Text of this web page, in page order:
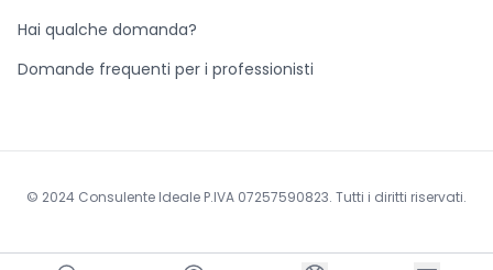
Hai qualche domanda?
Domande frequenti per i professionisti
© 2024 Consulente Ideale P.IVA 07257590823. Tutti i diritti riservati.